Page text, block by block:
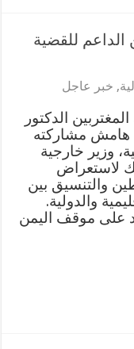
الداعم للقضية
, خبر عاجل
الدكتور
هامش مشاركته
وزير خارجية
لاستعراض
والتنسيق بين
والدولية.
على موقف اليمن